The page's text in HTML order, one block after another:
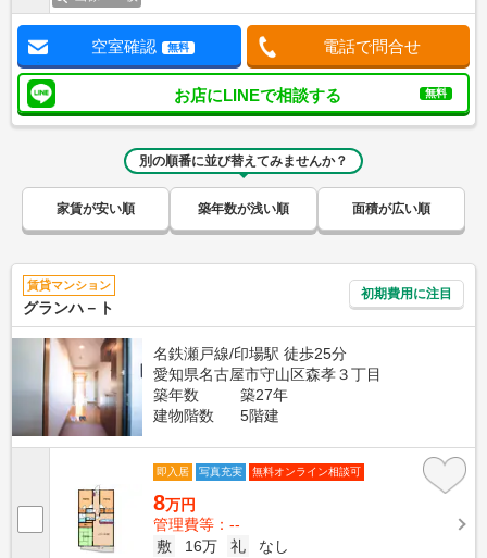
空室確認 無料 電話で問合せ
お店にLINEで相談する 無料
別の順番に並び替えてみませんか？
家賃が安い順 築年数が浅い順 面積が広い順
賃貸マンション
グランハ－ト
初期費用に注目
名鉄瀬戸線/印場駅 徒歩25分
愛知県名古屋市守山区森孝３丁目
築年数
築27年
建物階数
5階建
即入居 写真充実 無料オンライン相談可
8万円
管理費等：--
敷
16万 礼
なし